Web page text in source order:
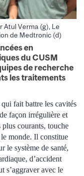
Atul Verma (g), Le
de Medtronic (d)
en
du CUSM
de recherche
les traitements
fait battre les cavités
façon irrégulière et
courants, touche
monde. Il constitue
le système de santé,
d’accident
s’aggraver avec le